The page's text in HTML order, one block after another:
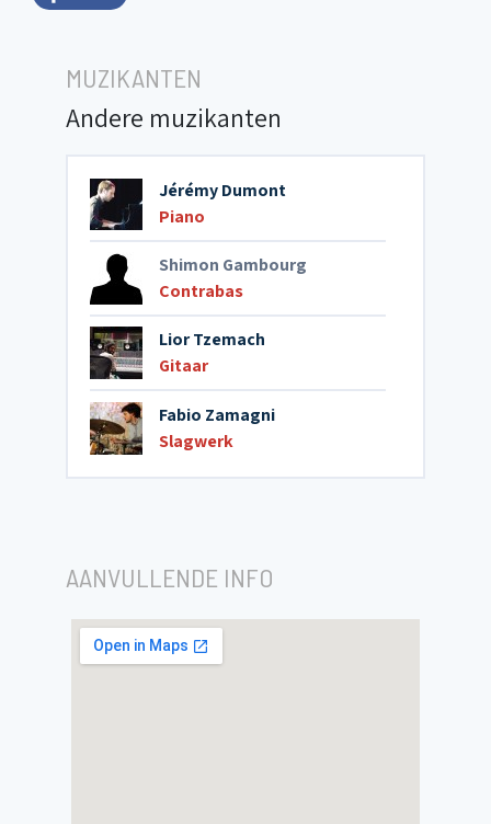
MUZIKANTEN
Andere muzikanten
Jérémy Dumont
Piano
Shimon Gambourg
Contrabas
Lior Tzemach
Gitaar
Fabio Zamagni
Slagwerk
AANVULLENDE INFO